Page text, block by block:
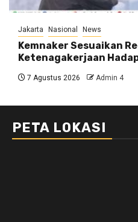
Jakarta Nasional News
Kemnaker Sesuaikan
Ketenagakerjaan
7 Agustus 2026 Admin 4
PETA LOKASI